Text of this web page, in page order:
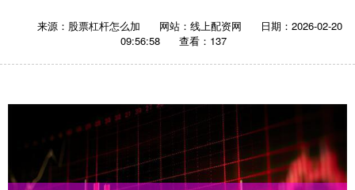
来源：股票杠杆怎么加 网站：线上配资网
日期：2026-02-20
09:56:58
查看：137